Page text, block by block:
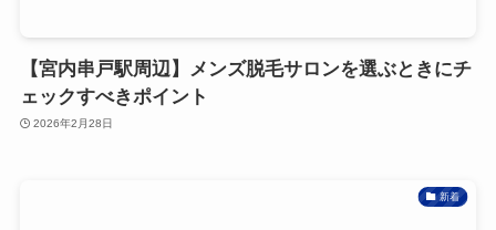
【宮内串戸駅周辺】メンズ脱毛サロンを選ぶときにチ
ェックすべきポイント
2026年2月28日
新着